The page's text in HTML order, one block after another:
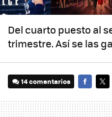
Del cuarto puesto al
trimestre. Así se las
14 comentarios